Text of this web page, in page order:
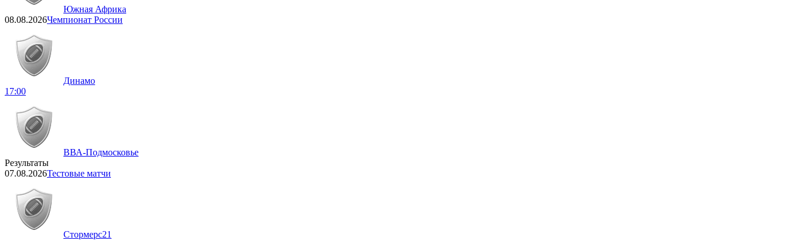
Южная Африка
08.08.2026Чемпионат России
Динамо
17:00
ВВА-Подмосковье
Результаты
07.08.2026Тестовые матчи
Стормерс21